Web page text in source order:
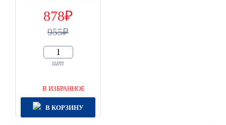
878
955
шт
В ИЗБРАННОЕ
В КОРЗИНУ